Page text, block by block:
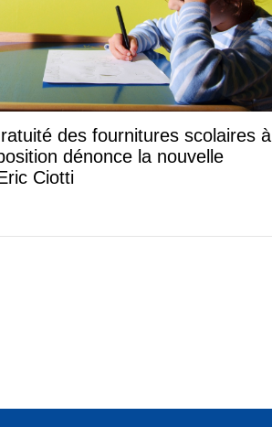
des fournitures scolaires à
dénonce la nouvelle
Ciotti